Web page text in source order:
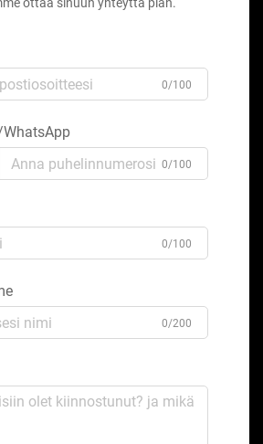
ottaa sinuun yhteyttä pian.
0/100
0/100
0/100
0/200